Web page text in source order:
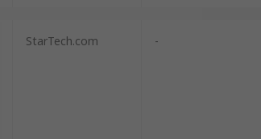
StarTech.com -